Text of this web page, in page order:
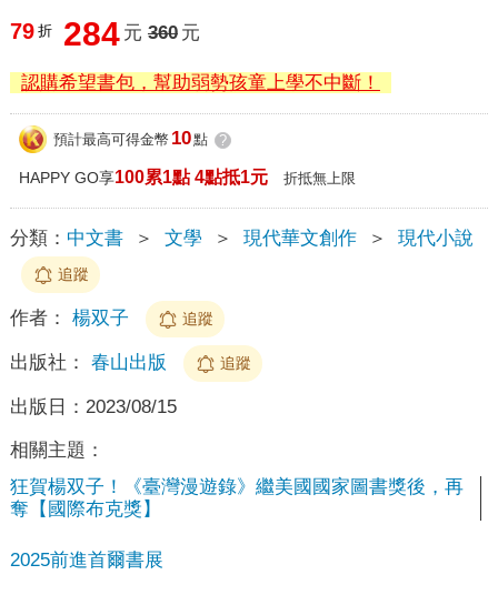
79 折 284 元 360 元
認購希望書包，幫助弱勢孩童上學不中斷！
預計最高可得金幣 10點 ?
HAPPY GO享100累1點 4點抵1元 折抵無上限
分類： 中文書 ＞ 文學 ＞ 現代華文創作 ＞ 現代小說
追蹤
作者： 楊双子 追蹤
出版社： 春山出版 追蹤
出版日： 2023/08/15
相關主題：
狂賀楊双子！《臺灣漫遊錄》繼美國國家圖書獎後，再
奪【國際布克獎】
2025前進首爾書展